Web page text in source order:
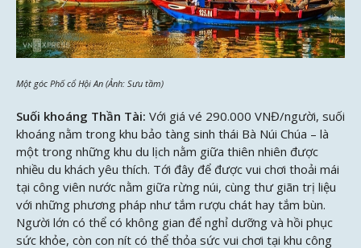
Một góc Phố cổ Hội An (Ảnh: Sưu tầm)
Suối khoáng Thần Tài: Với giá vé 290.000 VNĐ/người, suối
khoáng nằm trong khu bảo tàng sinh thái Bà Núi Chúa – là
một trong những khu du lịch nằm giữa thiên nhiên được
nhiều du khách yêu thích. Tới đây để được vui chơi thoải mái
tại công viên nước nằm giữa rừng núi, cùng thư giãn trị liệu
với những phương pháp như tắm rượu chát hay tắm bùn.
Người lớn có thể có không gian để nghỉ dưỡng và hồi phục
sức khỏe, còn con nít có thể thỏa sức vui chơi tại khu công